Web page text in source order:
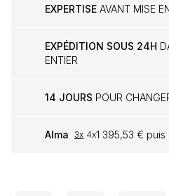
EXPERTISE AVANT MISE
EXPÉDITION SOUS 24H
ENTIER
14 JOURS POUR
Alma 3x 4x1 395,53 €